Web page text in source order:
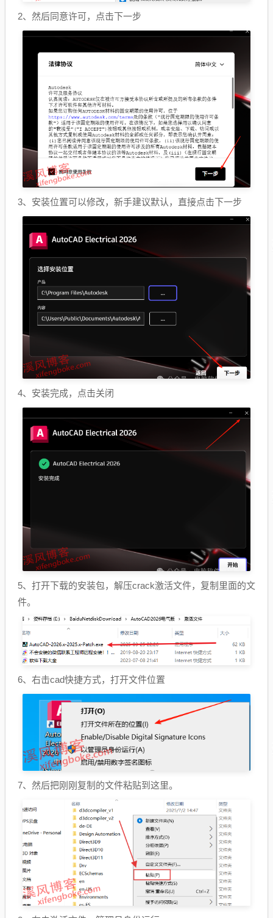
2、然后同意许可，点击下一步
3、安装位置可以修改，新手建议默认，直接点击下一步
4、安装完成，点击关闭
5、打开下载的安装包，解压crack激活文件，复制里面的文
件。
6、右击cad快捷方式，打开文件位置
7、然后把刚刚复制的文件粘贴到这里。